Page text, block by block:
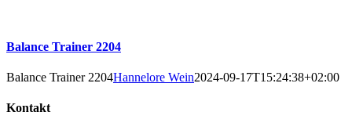
Balance Trainer 2204
Balance Trainer 2204Hannelore Wein2024-09-17T15:24:38+02:00
Kontakt